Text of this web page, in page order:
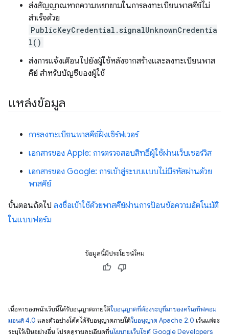
ส่งสัญญาณหากความพยายามในการลงทะเบียนพาสคีย์ไม่
สำเร็จด้วย
PublicKeyCredential.signalUnknownCredentia
l()
ส่งการแจ้งเตือนไปยังผู้ใช้หลังจากสร้างและลงทะเบียนพาส
คีย์ สำหรับบัญชีของผู้ใช้
แหล่งข้อมูล
การลงทะเบียนพาสคีย์ฝั่งเซิร์ฟเวอร์
เอกสารของ Apple: การตรวจสอบสิทธิ์ผู้ใช้ผ่านเว็บเซอร์วิส
เอกสารของ Google: การเข้าสู่ระบบแบบไม่มีรหัสผ่านด้วย
พาสคีย์
ขั้นตอนถัดไป ลงชื่อเข้าใช้ด้วยพาสคีย์ผ่านการป้อนข้อความอัตโนมัติ
ในแบบฟอร์ม
ข้อมูลนี้มีประโยชน์ไหม
เนื้อหาของหน้าเว็บนี้ได้รับอนุญาตภายใต้ใบอนุญาตที่ต้องระบุที่มาของครีเอทีฟคอม
มอนส์ 4.0 และตัวอย่างโค้ดได้รับอนุญาตภายใต้ใบอนุญาต Apache 2.0 เว้นแต่จะ
ระบุไว้เป็นอย่างอื่น โปรดดูรายละเอียดที่นโยบายเว็บไซต์ Google Developers